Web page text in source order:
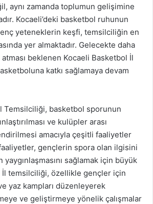
aynı zamanda toplumun gelişimine
Kocaeli’deki basketbol ruhunun
yeteneklerin keşfi, temsilciliğin en
yer almaktadır. Gelecekte daha
atması beklenen Kocaeli Basketbol İl
katkı sağlamaya devam
Temsilciliği, basketbol sporunun
ve kulüpler arası
amacıyla çeşitli faaliyetler
gençlerin spora olan ilgisini
sağlamak için büyük
İl temsilciliği, özellikle gençler için
yaz kampları düzenleyerek
ve geliştirmeye yönelik çalışmalar